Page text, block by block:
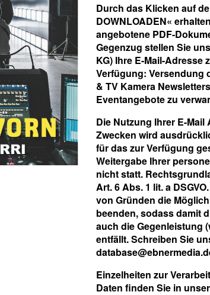
Durch das Klicken auf
DOWNLOADEN«
angebotene PDF-
Gegenzug stellen Sie
KG) Ihre E-Mail-Adresse
Verfügung: Versendung
& TV Kamera
Eventangebote zu
Die Nutzung Ihrer E-
Zwecken wird
für das zur Verfügung
Weitergabe Ihrer
nicht statt.
Art. 6 Abs. 1 lit. a
von Gründen die
beenden, sodass damit
auch die Gegenleistung
entfällt. Schreiben Sie
Einzelheiten zur
Daten finden Sie in